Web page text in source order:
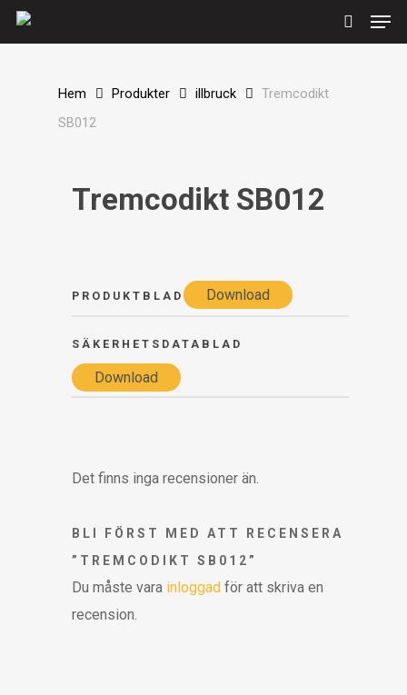
Skip
to
search
Hem Produkter illbruck
Tremcodikt
SB012
Tremcodikt SB012
PRODUKTBLAD Download
SÄKERHETSDATABLAD
Download
Det finns inga recensioner än.
BLI FÖRST MED ATT RECENSERA
”TREMCODIKT SB012”
Du måste vara inloggad för att skriva en
recension.